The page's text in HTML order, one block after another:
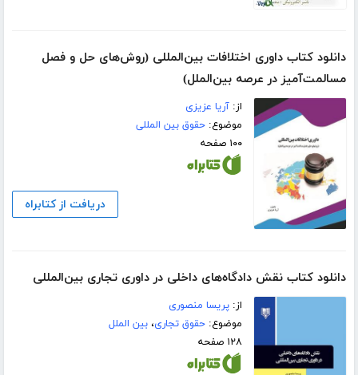
دانلود کتاب داوری اختلافات بین‌المللی (روش‌های حل و فصل
مسالمت‌آمیز در عرصه بین‌الملل)
از:آریا عزیزی
موضوع:حقوق بین المللی
۱۰۰ صفحه
دریافت از کتابراه
دانلود کتاب نقش دادگاه‌های داخلی در داوری تجاری بین‌المللی
از:پریسا منصوری
موضوع:حقوق تجاری،بین الملل
۱۲۸ صفحه